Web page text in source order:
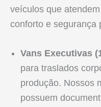
veículos que
conforto e segurança
Vans Executivas
para traslados
produção. Nossos
possuem